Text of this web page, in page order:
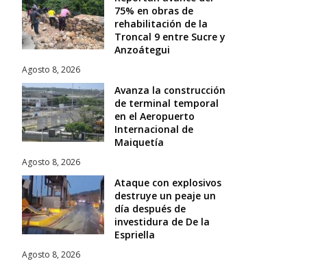
75% en obras de
rehabilitación de la
Troncal 9 entre Sucre y
Anzoátegui
Agosto 8, 2026
Avanza la construcción
de terminal temporal
en el Aeropuerto
Internacional de
Maiquetía
Agosto 8, 2026
Ataque con explosivos
destruye un peaje un
día después de
investidura de De la
Espriella
Agosto 8, 2026